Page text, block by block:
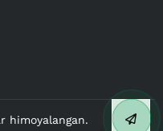
himoyalangan.